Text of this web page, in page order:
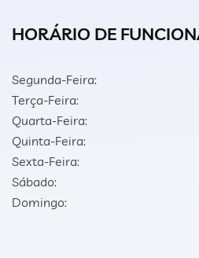
HORÁRIO DE
Segunda-Feira:
Terça-Feira:
Quarta-Feira:
Quinta-Feira:
Sexta-Feira:
Sábado:
Domingo: